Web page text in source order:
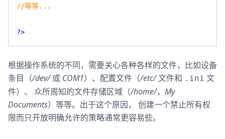
//等等...
?>
根据操作系统的不同，需要关心各种各样的文件，比如设备
条目（/dev/或 COM1）、配置文件（/etc/文件和 .ini 文
件）、 众所周知的文件存储区域（/home/， My
Documents）等等。出于这个原因， 创建一个禁止所有权
限而只开放明确允许的策略通常更容易些。